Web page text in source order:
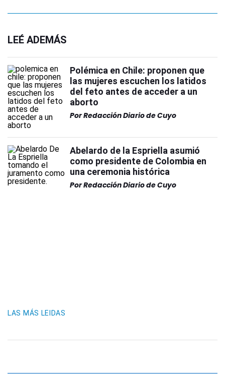
LEÉ ADEMÁS
Polémica en Chile: proponen que
las mujeres escuchen los latidos
del feto antes de acceder a un
aborto
PorRedacción Diario de Cuyo
Abelardo de la Espriella asumió
como presidente de Colombia en
una ceremonia histórica
PorRedacción Diario de Cuyo
LAS MÁS LEIDAS